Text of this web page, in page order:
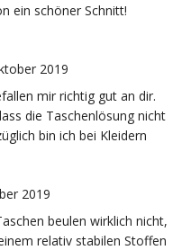
ein schöner Schnitt!
2019
mir richtig gut an dir.
die Taschenlösung nicht
bin ich bei Kleidern
2019
beulen wirklich nicht,
relativ stabilen Stoffen